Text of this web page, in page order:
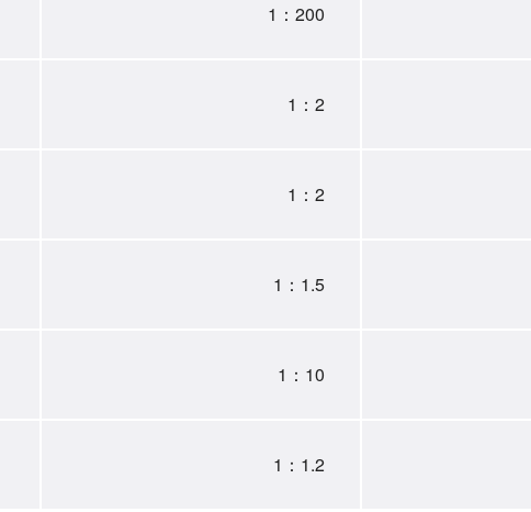
1：200
1：2
1：2
1：1.5
1：10
1：1.2